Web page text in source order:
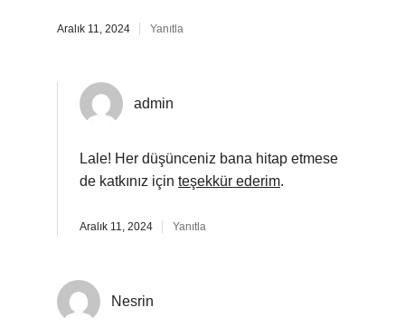
Aralık 11, 2024 Yanıtla
admin
Lale! Her düşünceniz bana hitap etmese
de katkınız için teşekkür ederim.
Aralık 11, 2024 Yanıtla
Nesrin